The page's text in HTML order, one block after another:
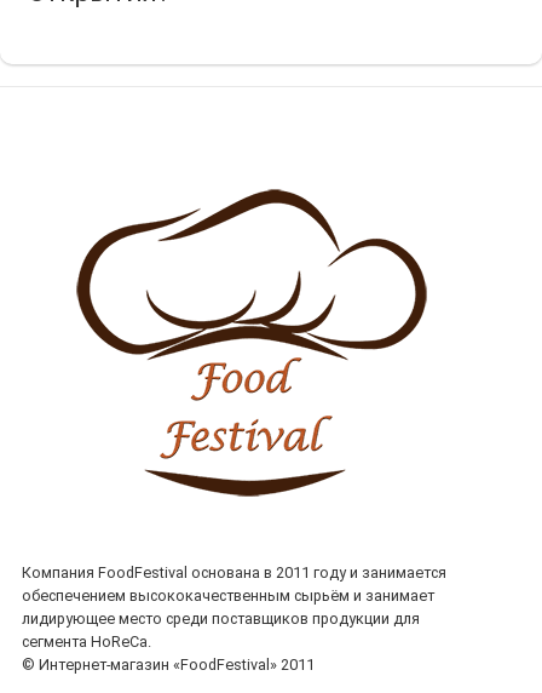
Компания FoodFestival основана в 2011 году и занимается
обеспечением высококачественным сырьём и занимает
лидирующее место среди поставщиков продукции для
сегмента HoReCa.
© Интернет-магазин «FoodFestival» 2011